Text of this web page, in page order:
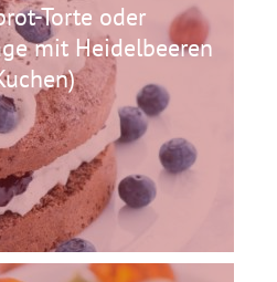
Torte oder
mit Heidelbeeren